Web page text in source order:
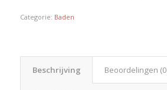
Categorie: Baden
Beschrijving Beoordelingen